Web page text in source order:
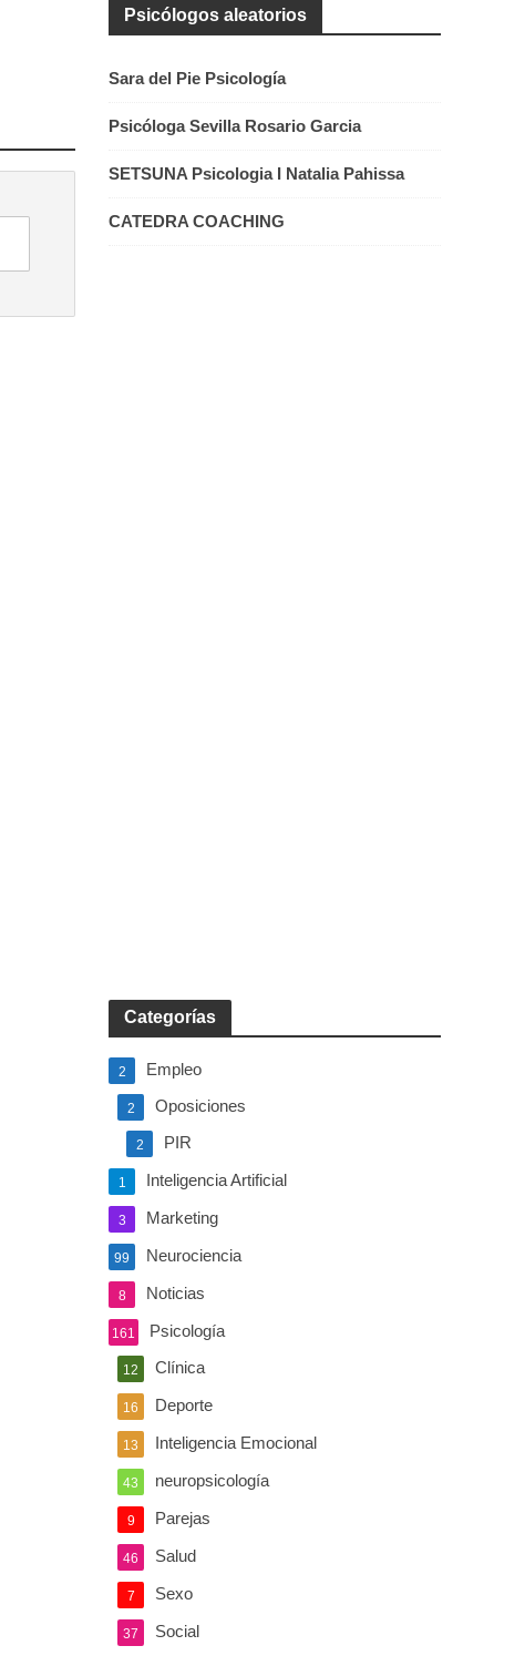
Psicólogos aleatorios
Sara del Pie Psicología
Psicóloga Sevilla Rosario Garcia
SETSUNA Psicologia I Natalia Pahissa
CATEDRA COACHING
Categorías
Empleo
2
Oposiciones
2
PIR
2
Inteligencia Artificial
1
Marketing
3
Neurociencia
99
Noticias
8
Psicología
161
Clínica
12
Deporte
16
Inteligencia Emocional
13
neuropsicología
43
Parejas
9
Salud
46
Sexo
7
Social
37